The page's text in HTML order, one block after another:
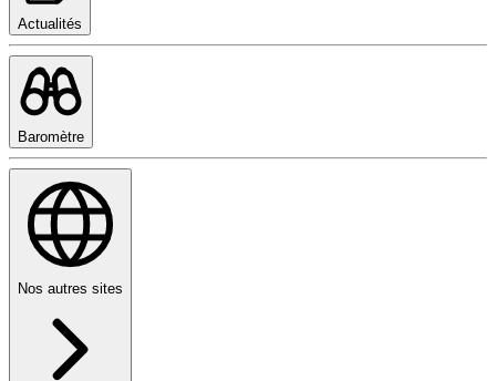
Actualités
Baromètre
Nos autres sites